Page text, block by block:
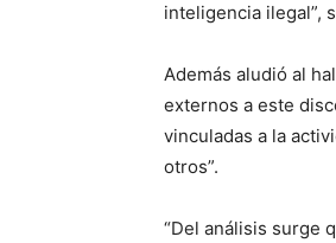
inteligencia ilegal”,
Además aludió al
externos a este
vinculadas a la
otros”.
“Del análisis surge